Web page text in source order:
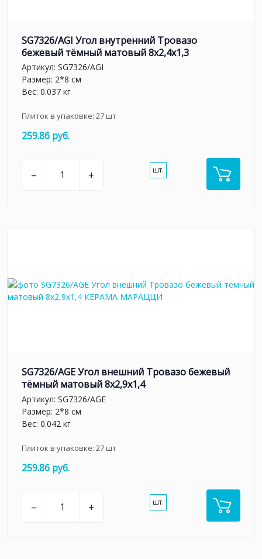
SG7326/AGI Угол внутренний Тровазо
бежевый тёмный матовый 8x2,4x1,3
Артикул: SG7326/AGI
Размер: 2*8 см
Вес: 0.037 кг
Плиток в упаковке: 27шт
259.86 руб.
– + шт.
SG7326/AGE Угол внешний Тровазо бежевый
тёмный матовый 8x2,9x1,4
Артикул: SG7326/AGE
Размер: 2*8 см
Вес: 0.042 кг
Плиток в упаковке: 27шт
259.86 руб.
– + шт.